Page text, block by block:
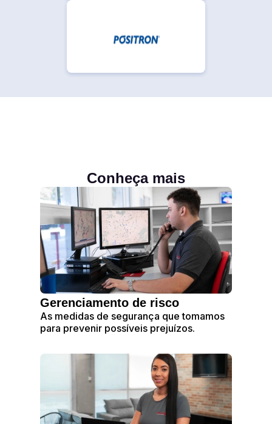
Conheça mais
Gerenciamento de risco
As medidas de segurança que tomamos
para prevenir possíveis prejuízos.